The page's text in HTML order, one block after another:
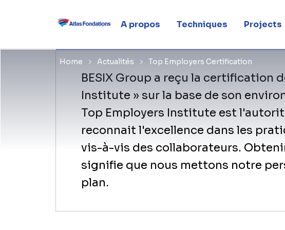
A propos Techniques Projects
Home Actualités Top Employers Certification
Certification
BESIX Group a reçu la certification
Institute » sur la base de son
Top Employers Institute est
reconnait l'excellence dans les
vis-à-vis des collaborateurs.
signifie que nous mettons notre
plan.